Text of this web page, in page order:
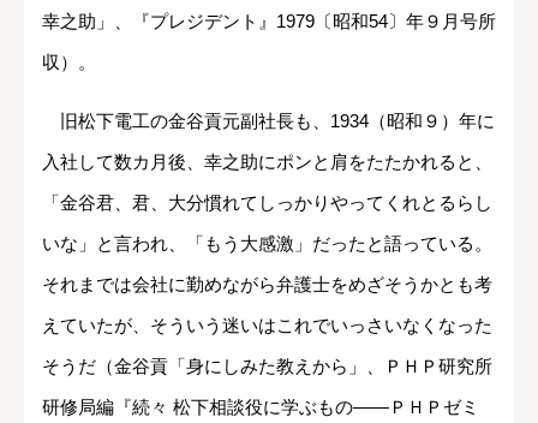
幸之助」、『プレジデント』1979〔昭和54〕年９月号所
収）。
旧松下電工の金谷貢元副社長も、1934（昭和９）年に
入社して数カ月後、幸之助にポンと肩をたたかれると、
「金谷君、君、大分慣れてしっかりやってくれとるらし
いな」と言われ、「もう大感激」だったと語っている。
それまでは会社に勤めながら弁護士をめざそうかとも考
えていたが、そういう迷いはこれでいっさいなくなった
そうだ（金谷貢「身にしみた教えから」、ＰＨＰ研究所
研修局編『続々 松下相談役に学ぶもの――ＰＨＰゼミ